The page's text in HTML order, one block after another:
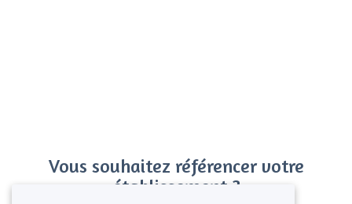
Vous souhaitez référencer votre
établissement ?